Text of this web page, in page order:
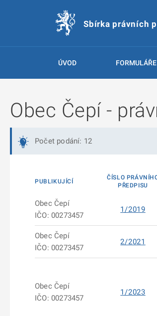
Sbírka právních
ÚVOD
Obec Čepí -
Počet podání: 12
PUBLIKUJÍCÍ
ČÍSLO
PŘEDPISU
Obec Čepí
IČO: 00273457
1/2019
Obec Čepí
IČO: 00273457
2/2021
Obec Čepí
IČO: 00273457
1/2023